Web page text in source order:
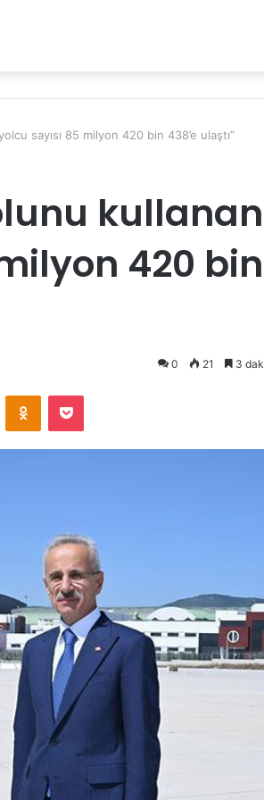
sayısı 85 milyon 420 bin 438’e ulaştı”
kullanan
420 bin
0 21 3
Odnoklassniki
Pocket